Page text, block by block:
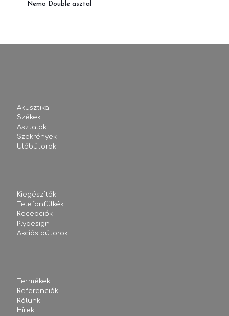
Nemo Double asztal
Akusztika
Székek
Asztalok
Szekrények
Ülőbútorok
Kiegészítők
Telefonfülkék
Recepciók
Plydesign
Akciós bútorok
Termékek
Referenciák
Rólunk
Hírek